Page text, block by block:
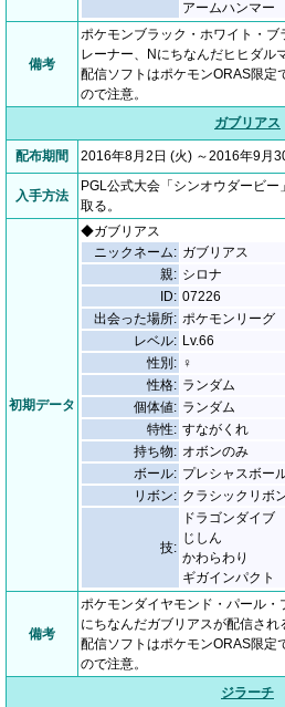
アームハンマー
備考
ポケモンブラック・ホワイト・
レーナー、Nにちなんだヒヒダル
配信ソフトはポケモンORAS限定
ので注意。
ガブリアス
配布期間 2016年8月2日 (火) ～2016年9月
入手方法
PGL公式大会「シンオウダービ
取る。
初期データ
◆ガブリアス
ニックネーム: ガブリアス
親: シロナ
ID: 07226
出会った場所: ポケモンリーグ
レベル: Lv.66
性別: ♀
性格: ランダム
個体値: ランダム
特性: すながくれ
持ち物: オボンのみ
ボール: プレシャスボー
リボン: クラシックリボ
技:
ドラゴンダイブ
じしん
かわらわり
ギガインパクト
備考
ポケモンダイヤモンド・パール
にちなんだガブリアスが配信され
配信ソフトはポケモンORAS限定
ので注意。
ジラーチ